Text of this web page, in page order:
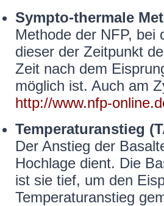
Sympto-thermale
Methode der NFP, bei
dieser der Zeitpunkt
Zeit nach dem
möglich ist. Auch am
http://www.nfp-
Temperaturanstieg
Der Anstieg der
Hochlage dient. Die
ist sie tief, um den
Temperaturanstieg